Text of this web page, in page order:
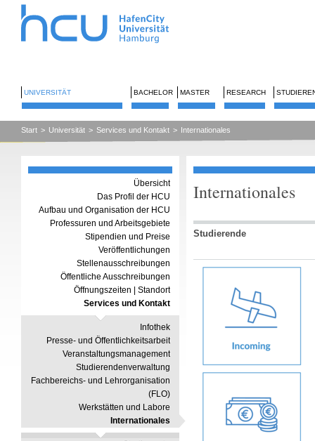
UNIVERSITÄT BACHELOR MASTER RESEARCH
Start > Universität > Services und Kontakt > Internationales
Übersicht
Das Profil der HCU
Aufbau und Organisation der HCU
Professuren und Arbeitsgebiete
Stipendien und Preise
Veröffentlichungen
Stellenausschreibungen
Öffentliche Ausschreibungen
Öffnungszeiten | Standort
Services und Kontakt
Infothek
Presse- und Öffentlichkeitsarbeit
Veranstaltungsmanagement
Studierendenverwaltung
Fachbereichs- und Lehrorganisation
(FLO)
Werkstätten und Labore
Internationales
Internationales
Studierende